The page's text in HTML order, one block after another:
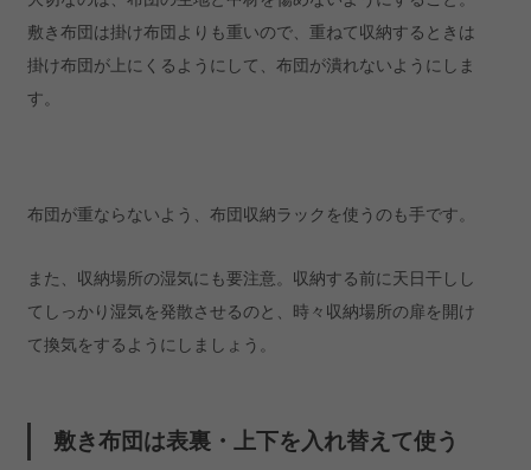
敷き布団は掛け布団よりも重いので、重ねて収納するときは
掛け布団が上にくるようにして、布団が潰れないようにしま
す。
布団が重ならないよう、布団収納ラックを使うのも手です。
また、収納場所の湿気にも要注意。収納する前に天日干しし
てしっかり湿気を発散させるのと、時々収納場所の扉を開け
て換気をするようにしましょう。
敷き布団は表裏・上下を入れ替えて使う